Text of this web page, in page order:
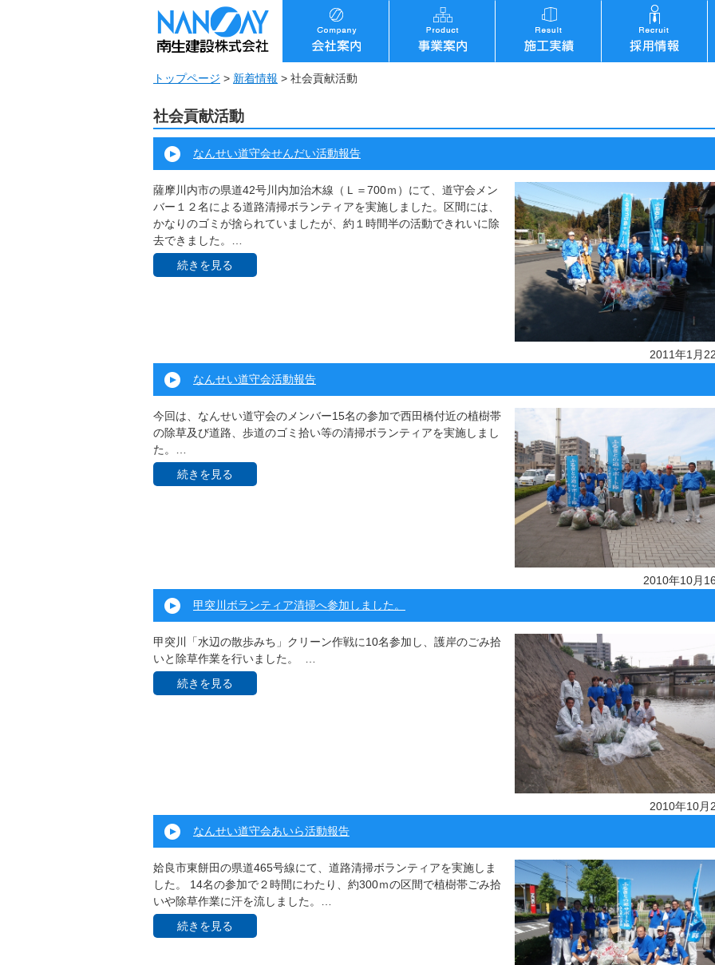
トップページ > 新着情報 > 社会貢献活動
社会貢献活動
なんせい道守会せんだい活動報告
薩摩川内市の県道42号川内加治木線（Ｌ＝700ｍ）にて、道守会メン
バー１２名による道路清掃ボランティアを実施しました。区間には、
かなりのゴミが捨られていましたが、約１時間半の活動できれいに除
去できました。…
続きを見る
2011年1月
なんせい道守会活動報告
今回は、なんせい道守会のメンバー15名の参加で西田橋付近の植樹帯
の除草及び道路、歩道のゴミ拾い等の清掃ボランティアを実施しまし
た。…
続きを見る
2010年10月
甲突川ボランティア清掃へ参加しました。
甲突川「水辺の散歩みち」クリーン作戦に10名参加し、護岸のごみ拾
いと除草作業を行いました。 …
続きを見る
2010年10月
なんせい道守会あいら活動報告
姶良市東餅田の県道465号線にて、道路清掃ボランティアを実施しま
した。 14名の参加で２時間にわたり、約300ｍの区間で植樹帯ごみ拾
いや除草作業に汗を流しました。…
続きを見る